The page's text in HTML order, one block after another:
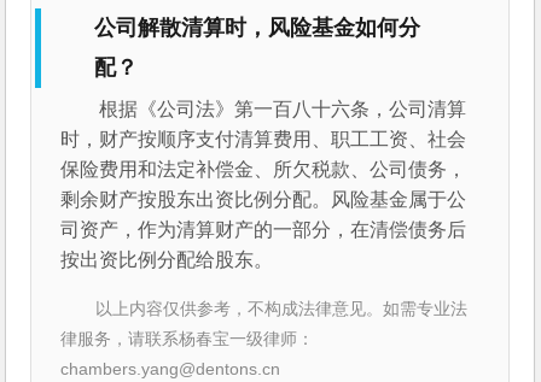
公司解散清算时，风险基金如何分
配？
根据《公司法》第一百八十六条，公司清算
时，财产按顺序支付清算费用、职工工资、社会
保险费用和法定补偿金、所欠税款、公司债务，
剩余财产按股东出资比例分配。风险基金属于公
司资产，作为清算财产的一部分，在清偿债务后
按出资比例分配给股东。
以上内容仅供参考，不构成法律意见。如需专业法
律服务，请联系杨春宝一级律师：
chambers.yang@dentons.cn